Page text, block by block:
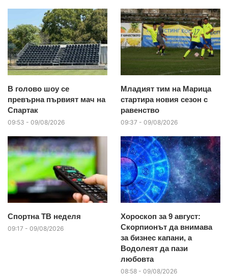
В голово шоу се
превърна първият мач на
Спартак
09:53 - 09/08/2026
Младият тим на Марица
стартира новия сезон с
равенство
09:37 - 09/08/2026
Спортна ТВ неделя
09:17 - 09/08/2026
Хороскоп за 9 август:
Скорпионът да внимава
за бизнес капани, а
Водолеят да пази
любовта
08:58 - 09/08/2026